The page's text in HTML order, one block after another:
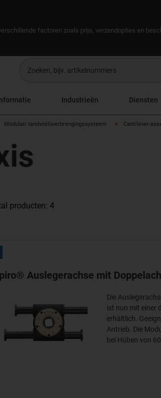
factoren zoals prijs, verzendopties en
Industrieën Diensten
Modulair tandwieloverbrengingssysteem Cantilever-
producten: 4
Auslegerachse mit
Die
ist nun mit einer
erhältlich.
Antrieb. Die
bei Hüben von